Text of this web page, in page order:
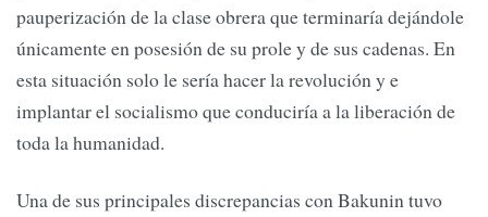
pauperización de la clase obrera que terminaría dejándole
únicamente en posesión de su prole y de sus cadenas. En
esta situación solo le sería hacer la revolución y e
implantar el socialismo que conduciría a la liberación de
toda la humanidad.
Una de sus principales discrepancias con Bakunin tuvo